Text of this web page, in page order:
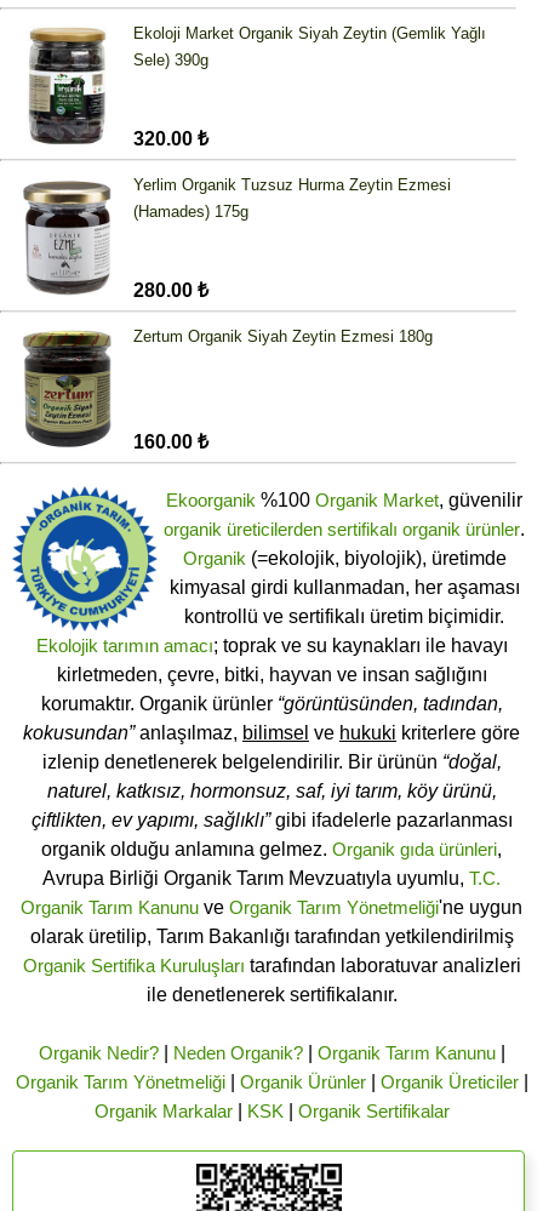
Ekoloji Market Organik Siyah Zeytin (Gemlik Yağlı
Sele) 390g
320.00 ₺
Yerlim Organik Tuzsuz Hurma Zeytin Ezmesi
(Hamades) 175g
280.00 ₺
Zertum Organik Siyah Zeytin Ezmesi 180g
160.00 ₺
Ekoorganik %100 Organik Market, güvenilir
organik üreticilerden sertifikalı organik ürünler.
Organik (=ekolojik, biyolojik), üretimde
kimyasal girdi kullanmadan, her aşaması
kontrollü ve sertifikalı üretim biçimidir.
Ekolojik tarımın amacı; toprak ve su kaynakları ile havayı
kirletmeden, çevre, bitki, hayvan ve insan sağlığını
korumaktır. Organik ürünler “görüntüsünden, tadından,
kokusundan”anlaşılmaz, bilimsel ve hukuki kriterlere göre
izlenip denetlenerek belgelendirilir. Bir ürünün “doğal,
naturel, katkısız, hormonsuz, saf, iyi tarım, köy ürünü,
çiftlikten, ev yapımı, sağlıklı”gibi ifadelerle pazarlanması
organik olduğu anlamına gelmez. Organik gıda ürünleri,
Avrupa Birliği Organik Tarım Mevzuatıyla uyumlu, T.C.
Organik Tarım Kanunu ve Organik Tarım Yönetmeliği'ne uygun
olarak üretilip, Tarım Bakanlığı tarafından yetkilendirilmiş
Organik Sertifika Kuruluşları tarafından laboratuvar analizleri
ile denetlenerek sertifikalanır.
Organik Nedir?| Neden Organik?| Organik Tarım Kanunu|
Organik Tarım Yönetmeliği| Organik Ürünler| Organik Üreticiler|
Organik Markalar| KSK Organik Sertifikalar